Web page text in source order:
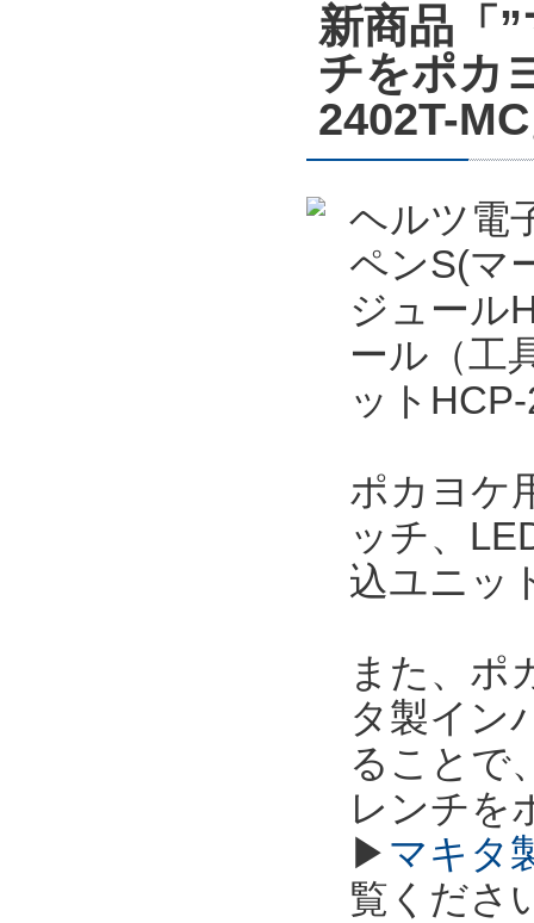
新商品「
チをポカ
2402T-
ヘルツ電
ペンS(マ
ジュール
ール（工
ット
ポカヨケ
ッチ、
込ユニッ
また、ポ
タ製イン
ることで
レンチを
▶ マキタ
覧くださ